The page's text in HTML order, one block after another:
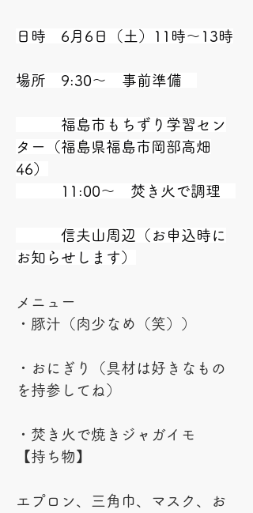
日時　6月6日（土）11時～13時
場所　9:30～　事前準備
福島市もちずり学習セン
ター（福島県福島市岡部高畑
46）
11:00～　焚き火で調理
信夫山周辺（お申込時に
お知らせします）
メニュー
・豚汁（肉少なめ（笑））
・おにぎり（具材は好きなもの
を持参してね）
・焚き火で焼きジャガイモ
【持ち物】
エプロン、三角巾、マスク、お